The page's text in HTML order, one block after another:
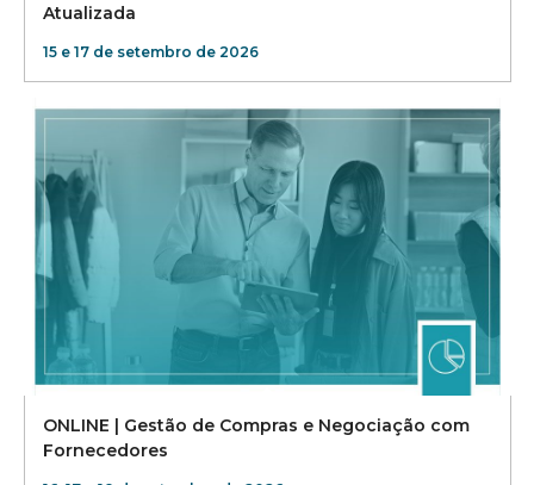
Atualizada
15 e 17 de setembro de 2026
ONLINE | Gestão de Compras e Negociação com
Fornecedores